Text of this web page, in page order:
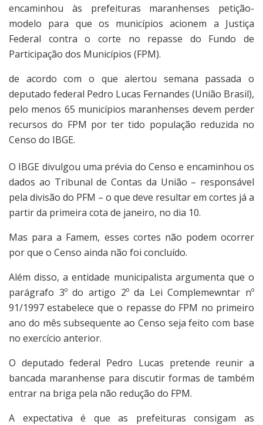
encaminhou às prefeituras maranhenses petição-
modelo para que os municípios acionem a Justiça
Federal contra o corte no repasse do Fundo de
Participação dos Municípios (FPM).
de acordo com o que alertou semana passada o
deputado federal Pedro Lucas Fernandes (União Brasil),
pelo menos 65 municípios maranhenses devem perder
recursos do FPM por ter tido população reduzida no
Censo do IBGE.
O IBGE divulgou uma prévia do Censo e encaminhou os
dados ao Tribunal de Contas da União – responsável
pela divisão do PFM – o que deve resultar em cortes já a
partir da primeira cota de janeiro, no dia 10.
Mas para a Famem, esses cortes não podem ocorrer
por que o Censo ainda não foi concluído.
Além disso, a entidade municipalista argumenta que o
parágrafo 3º do artigo 2º da Lei Complemewntar nº
91/1997 estabelece que o repasse do FPM no primeiro
ano do mês subsequente ao Censo seja feito com base
no exercício anterior.
O deputado federal Pedro Lucas pretende reunir a
bancada maranhense para discutir formas de também
entrar na briga pela não redução do FPM.
A expectativa é que as prefeituras consigam as